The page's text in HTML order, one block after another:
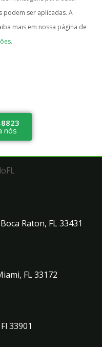
podem ser aplicadas. A
mais em nossa página de
nós
Raton, FL 33431
FL 33172
33901